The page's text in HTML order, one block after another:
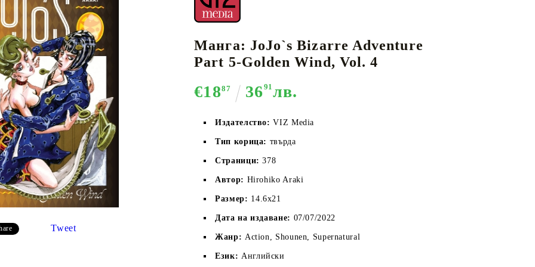
CARD GAME
RIFTBOUND: LEAGUE OF LEGENDS
АКСЕСОАРИ ЗА КАРТОВИ
ИГРИ
Кутии за съхранение
Протектори за карти
Подложки/Матове
НАСИПНИ КАРТИ GUNDAM CARD GAME
К-ПОП ДРУГИ
Tweet
Манга: JoJo`s Bizarre Adventure
Part 5-Golden Wind, Vol. 4
€1887 3691 лв.
Издателство:VIZ Media
Тип корица: твърда
Страници: 378
Автор: Hirohiko Araki
Размер: 14.6x21
Дата на издаване: 07/07/2022
Жанр: Action, Shounen, Supernatural
Език: Английски